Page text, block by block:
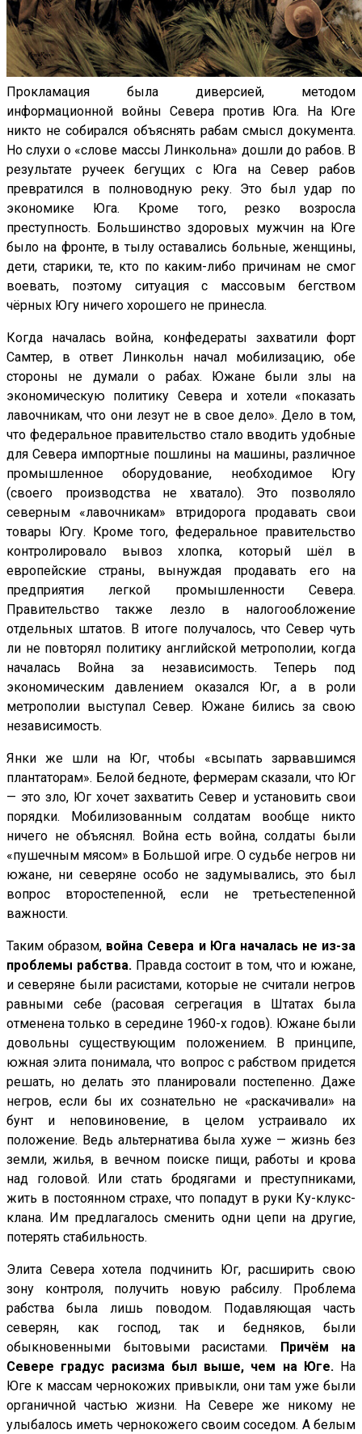
Прокламация была диверсией, методом
информационной войны Севера против Юга. На Юге
никто не собирался объяснять рабам смысл документа.
Но слухи о «слове массы Линкольна» дошли до рабов. В
результате ручеек бегущих с Юга на Север рабов
превратился в полноводную реку. Это был удар по
экономике Юга. Кроме того, резко возросла
преступность. Большинство здоровых мужчин на Юге
было на фронте, в тылу оставались больные, женщины,
дети, старики, те, кто по каким-либо причинам не смог
воевать, поэтому ситуация с массовым бегством
чёрных Югу ничего хорошего не принесла.
Когда началась война, конфедераты захватили форт
Самтер, в ответ Линкольн начал мобилизацию, обе
стороны не думали о рабах. Южане были злы на
экономическую политику Севера и хотели «показать
лавочникам, что они лезут не в свое дело». Дело в том,
что федеральное правительство стало вводить удобные
для Севера импортные пошлины на машины, различное
промышленное оборудование, необходимое Югу
(своего производства не хватало). Это позволяло
северным «лавочникам» втридорога продавать свои
товары Югу. Кроме того, федеральное правительство
контролировало вывоз хлопка, который шёл в
европейские страны, вынуждая продавать его на
предприятия легкой промышленности Севера.
Правительство также лезло в налогообложение
отдельных штатов. В итоге получалось, что Север чуть
ли не повторял политику английской метрополии, когда
началась Война за независимость. Теперь под
экономическим давлением оказался Юг, а в роли
метрополии выступал Север. Южане бились за свою
независимость.
Янки же шли на Юг, чтобы «всыпать зарвавшимся
плантаторам». Белой бедноте, фермерам сказали, что Юг
— это зло, Юг хочет захватить Север и установить свои
порядки. Мобилизованным солдатам вообще никто
ничего не объяснял. Война есть война, солдаты были
«пушечным мясом» в Большой игре. О судьбе негров ни
южане, ни северяне особо не задумывались, это был
вопрос второстепенной, если не третьестепенной
важности.
Таким образом, война Севера и Юга началась не из-за
проблемы рабства. Правда состоит в том, что и южане,
и северяне были расистами, которые не считали негров
равными себе (расовая сегрегация в Штатах была
отменена только в середине 1960-х годов). Южане были
довольны существующим положением. В принципе,
южная элита понимала, что вопрос с рабством придется
решать, но делать это планировали постепенно. Даже
негров, если бы их сознательно не «раскачивали» на
бунт и неповиновение, в целом устраивало их
положение. Ведь альтернатива была хуже — жизнь без
земли, жилья, в вечном поиске пищи, работы и крова
над головой. Или стать бродягами и преступниками,
жить в постоянном страхе, что попадут в руки Ку-клукс-
клана. Им предлагалось сменить одни цепи на другие,
потерять стабильность.
Элита Севера хотела подчинить Юг, расширить свою
зону контроля, получить новую рабсилу. Проблема
рабства была лишь поводом. Подавляющая часть
северян, как господ, так и бедняков, были
обыкновенными бытовыми расистами.
Причём на
Севере градус расизма был выше, чем на Юге. На
Юге к массам чернокожих привыкли, они там уже были
органичной частью жизни. На Севере же никому не
улыбалось иметь чернокожего своим соседом. А белым